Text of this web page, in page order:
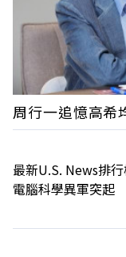
周行一追憶高希
最新U.S. News排
電腦科學異軍突起